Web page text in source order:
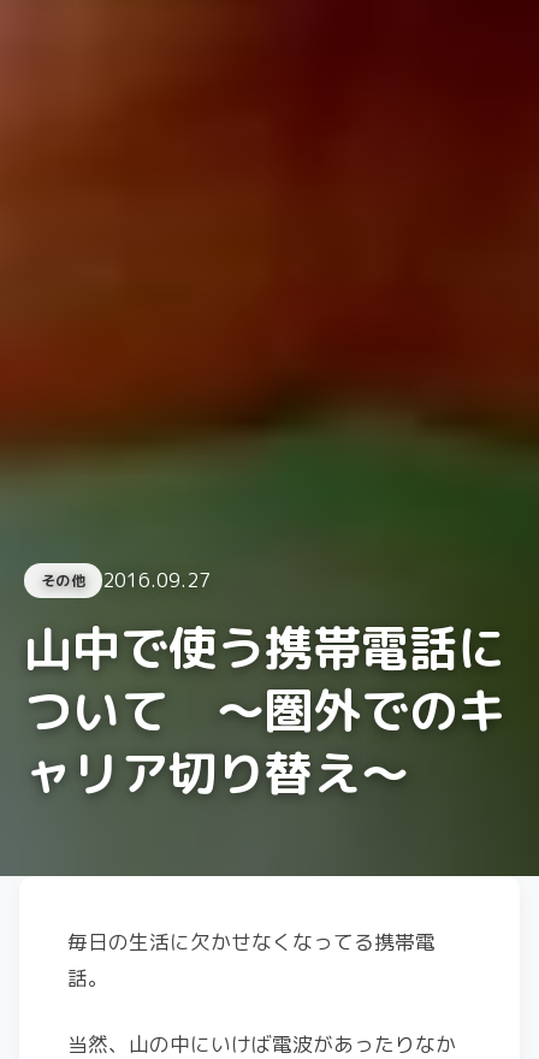
その他 2016.09.27
山中で使う携帯電話に
ついて ～圏外でのキ
ャリア切り替え～
毎日の生活に欠かせなくなってる携帯電
話。
当然、山の中にいけば電波があったりなか